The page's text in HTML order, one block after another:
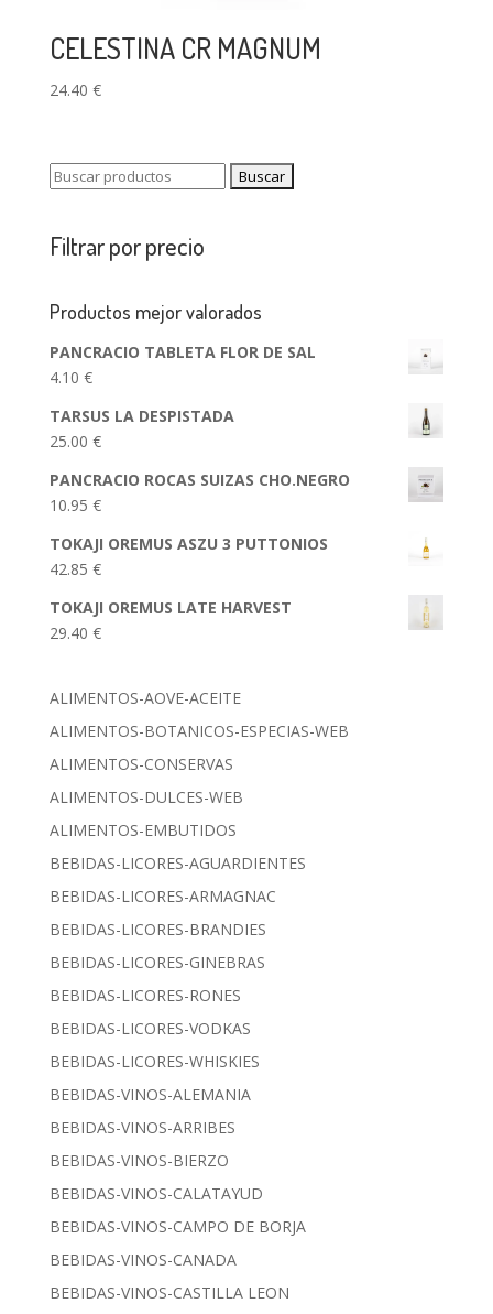
CELESTINA CR MAGNUM
24.40 €
Buscar:
Filtrar por precio
Productos mejor valorados
PANCRACIO TABLETA FLOR DE SAL
4.10 €
TARSUS LA DESPISTADA
25.00 €
PANCRACIO ROCAS SUIZAS CHO.NEGRO
10.95 €
TOKAJI OREMUS ASZU 3 PUTTONIOS
42.85 €
TOKAJI OREMUS LATE HARVEST
29.40 €
ALIMENTOS-AOVE-ACEITE
ALIMENTOS-BOTANICOS-ESPECIAS-WEB
ALIMENTOS-CONSERVAS
ALIMENTOS-DULCES-WEB
ALIMENTOS-EMBUTIDOS
BEBIDAS-LICORES-AGUARDIENTES
BEBIDAS-LICORES-ARMAGNAC
BEBIDAS-LICORES-BRANDIES
BEBIDAS-LICORES-GINEBRAS
BEBIDAS-LICORES-RONES
BEBIDAS-LICORES-VODKAS
BEBIDAS-LICORES-WHISKIES
BEBIDAS-VINOS-ALEMANIA
BEBIDAS-VINOS-ARRIBES
BEBIDAS-VINOS-BIERZO
BEBIDAS-VINOS-CALATAYUD
BEBIDAS-VINOS-CAMPO DE BORJA
BEBIDAS-VINOS-CANADA
BEBIDAS-VINOS-CASTILLA LEON